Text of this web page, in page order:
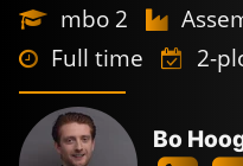
mbo 2
Full time
2-
Bo